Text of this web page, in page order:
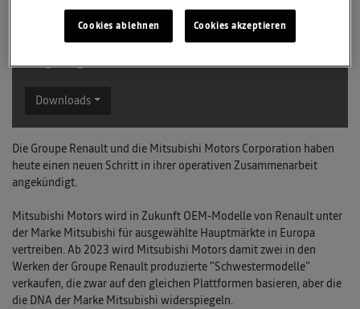
TAGS & KATEGORIEN
Renault-Nissan-Mitsubishi Archiv
2 zugehörige Dokumente
Downloads
Die Groupe Renault und die Mitsubishi Motors Corporation haben
heute einen neuen Schritt in ihrer operativen Zusammenarbeit
angekündigt.
Mitsubishi Motors wird in Zukunft OEM-Modelle von Renault unter
der Marke Mitsubishi für ausgewählte Hauptmärkte in Europa
vertreiben. Ab 2023 wird Mitsubishi Motors damit zwei in den
Werken der Groupe Renault produzierte "Schwestermodelle"
verkaufen, die zwar auf den gleichen Plattformen basieren, aber die
die DNA der Marke Mitsubishi widerspiegeln.
Cookies ablehnen Cookies akzeptieren